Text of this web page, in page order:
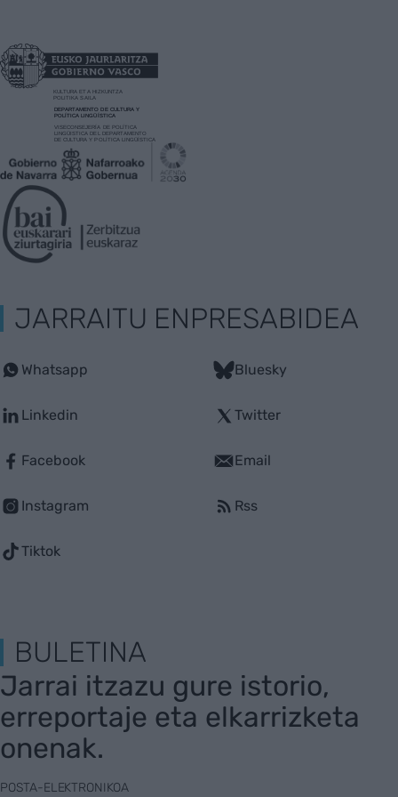
JARRAITU ENPRESABIDEA
Whatsapp
Linkedin
Facebook
Instagram
Tiktok
Bluesky
Twitter
Email
Rss
BULETINA
Jarrai itzazu gure istorio,
erreportaje eta elkarrizketa
onenak.
POSTA-ELEKTRONIKOA